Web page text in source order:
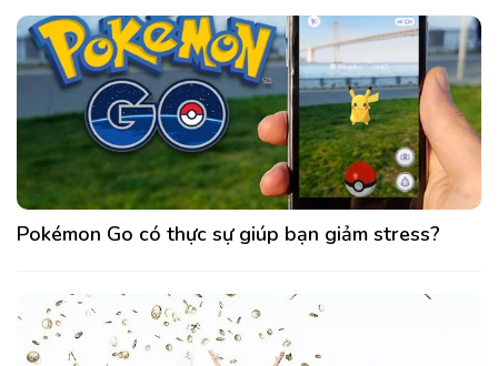
Pokémon Go có thực sự giúp bạn giảm stress?